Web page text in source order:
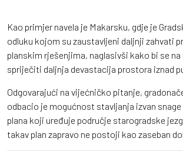
Kao primjer navela je Makarsku, gdje je
odluku kojom su zaustavljeni daljnji zahvati
planskim rješenjima, naglasivši kako bi se
spriječiti daljnja devastacija prostora iznad
Odgovarajući na vijećničko pitanje,
odbacio je mogućnost stavljanja izvan
plana koji uređuje područje starogradske
takav plan zapravo ne postoji kao zaseban